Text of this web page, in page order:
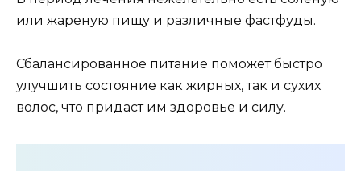
или жареную пищу и различные фастфуды.
Сбалансированное питание поможет быстро
улучшить состояние как жирных, так и сухих
волос, что придаст им здоровье и силу.